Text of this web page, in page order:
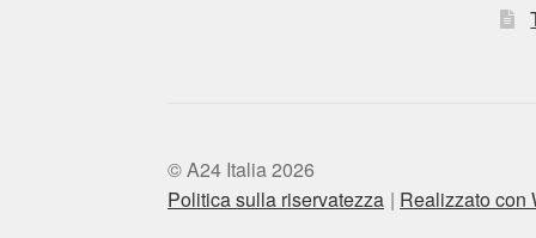
© A24 Italia 2026
Politica sulla riservatezza
Realizzato con